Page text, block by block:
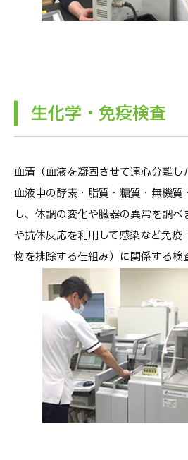
生化学・免疫検査
血清（血液を凝固させて遠心分離し
血液中の酵素・脂質・糖質・無機
し、体調の変化や臓器の異常を調
や抗体反応を利用して感染など免疫
物を排除する仕組み）に関係する検